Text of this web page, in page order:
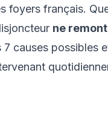
foyers français.
ne
causes possibles